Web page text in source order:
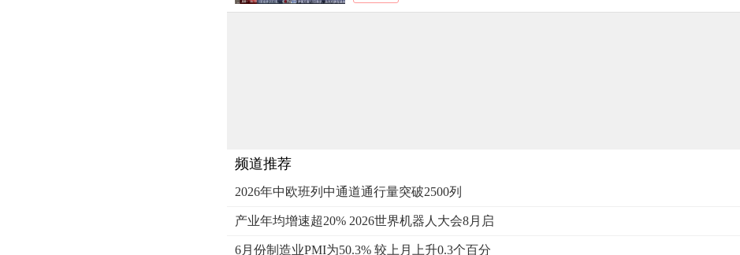
频道推荐
2026年中欧班列中通道通行量突破2500列
产业年均增速超20% 2026世界机器人大会8月启
6月份制造业PMI为50.3% 较上月上升0.3个百分